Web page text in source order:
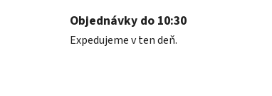
Objednávky do 10:30
Expedujeme v ten deň.